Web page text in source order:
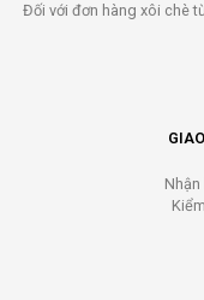
Đối với đơn hàng xôi chè